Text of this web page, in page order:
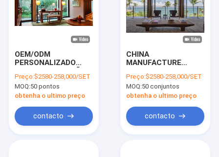
OEM/ODM
PERSONALIZADO
MELHOR PREÇO
CONJUNTOS DE
MOBILIÁRIO COM
MADEIRA MACIÇA
PARA
PROJETO DE HOTEL
Preço:$2580-258,000/SET
MOQ:50 pontos
obtenha o ultimo preço
contacto
CHINA
MANUFACTURE
MOBILEIRO DE
APARTAMENTO
COLEÇÃO, SALÃO
Pessoais
Personalizadas
APARTAMENTO
Preço:$2580-258,000/SET
MOQ:50 conjuntos
obtenha o ultimo preço
contacto